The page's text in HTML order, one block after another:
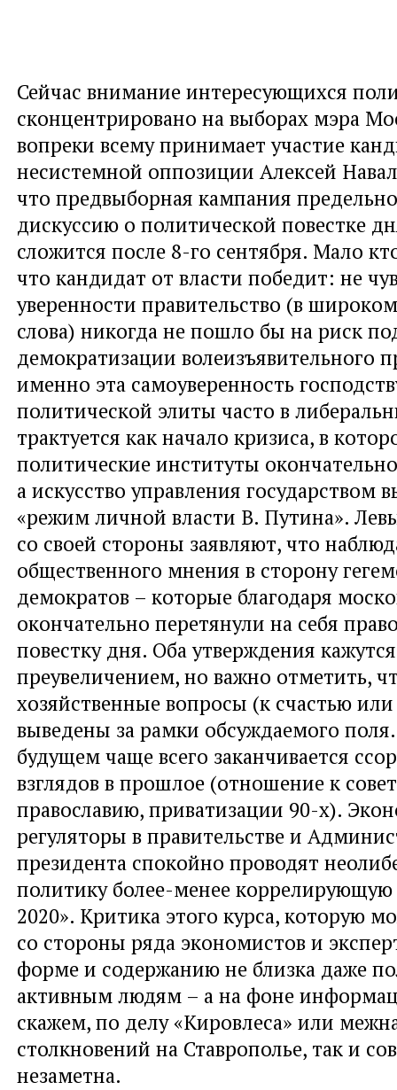
Сейчас внимание интересующихся
сконцентрировано на выборах мэра
вопреки всему принимает участие
несистемной оппозиции Алексей
что предвыборная кампания
дискуссию о политической повестке
сложится после 8-го сентября. Мало
что кандидат от власти победит: не
уверенности правительство (в
слова) никогда не пошло бы на риск
демократизации волеизъявительного
именно эта самоуверенность
политической элиты часто в
трактуется как начало кризиса, в
политические институты
а искусство управления государством
«режим личной власти В. Путина».
со своей стороны заявляют, что
общественного мнения в сторону
демократов – которые благодаря
окончательно перетянули на себя
повестку дня. Оба утверждения
преувеличением, но важно отметить,
хозяйственные вопросы (к счастью или
выведены за рамки обсуждаемого
будущем чаще всего заканчивается
взглядов в прошлое (отношение к
православию, приватизации 90-х).
регуляторы в правительстве и
президента спокойно проводят
политику более-менее коррелирующую
2020». Критика этого курса, которую
со стороны ряда экономистов и
форме и содержанию не близка даже
активным людям – а на фоне
скажем, по делу «Кировлеса» или
столкновений на Ставрополье, так и
незаметна.